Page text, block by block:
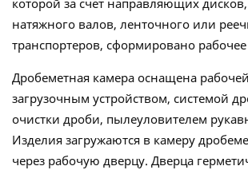
натяжного валов, ленточного или
транспортеров, сформировано рабочее
Дробеметная камера оснащена
загрузочным устройством, системой
очистки дроби, пылеуловителем
Изделия загружаются в камеру
через рабочую дверцу. Дверца